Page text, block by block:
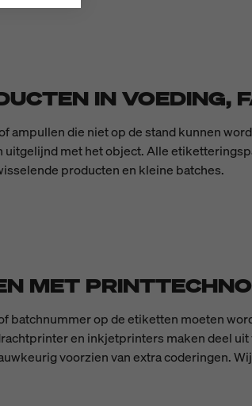
IN VOEDING,
ampullen die niet op de stand kunnen
met het object. Alle
producten en kleine batches.
MET
batchnummer op de etiketten moeten
en inkjetprinters maken deel
voorzien van extra coderingen.